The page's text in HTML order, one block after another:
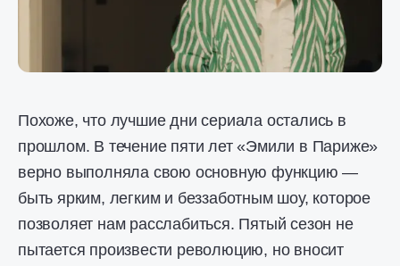
Похоже, что лучшие дни сериала остались в
прошлом. В течение пяти лет «Эмили в Париже»
верно выполняла свою основную функцию —
быть ярким, легким и беззаботным шоу, которое
позволяет нам расслабиться. Пятый сезон не
пытается произвести революцию, но вносит